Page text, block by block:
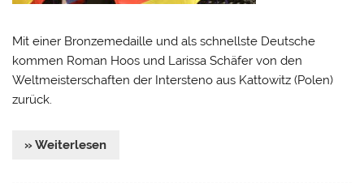
Mit einer Bronzemedaille und als schnellste Deutsche
kommen Roman Hoos und Larissa Schäfer von den
Weltmeisterschaften der Intersteno aus Kattowitz (Polen)
zurück.
» Weiterlesen